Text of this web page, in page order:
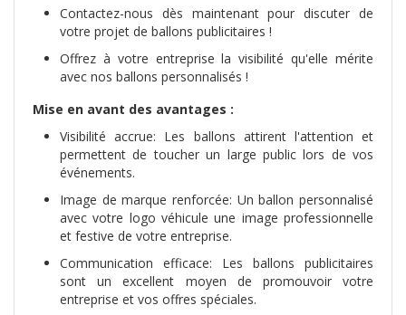
Contactez-nous dès maintenant pour discuter de
votre projet de ballons publicitaires !
Offrez à votre entreprise la visibilité qu'elle mérite
avec nos ballons personnalisés !
Mise en avant des avantages :
Visibilité accrue: Les ballons attirent l'attention et
permettent de toucher un large public lors de vos
événements.
Image de marque renforcée: Un ballon personnalisé
avec votre logo véhicule une image professionnelle
et festive de votre entreprise.
Communication efficace: Les ballons publicitaires
sont un excellent moyen de promouvoir votre
entreprise et vos offres spéciales.